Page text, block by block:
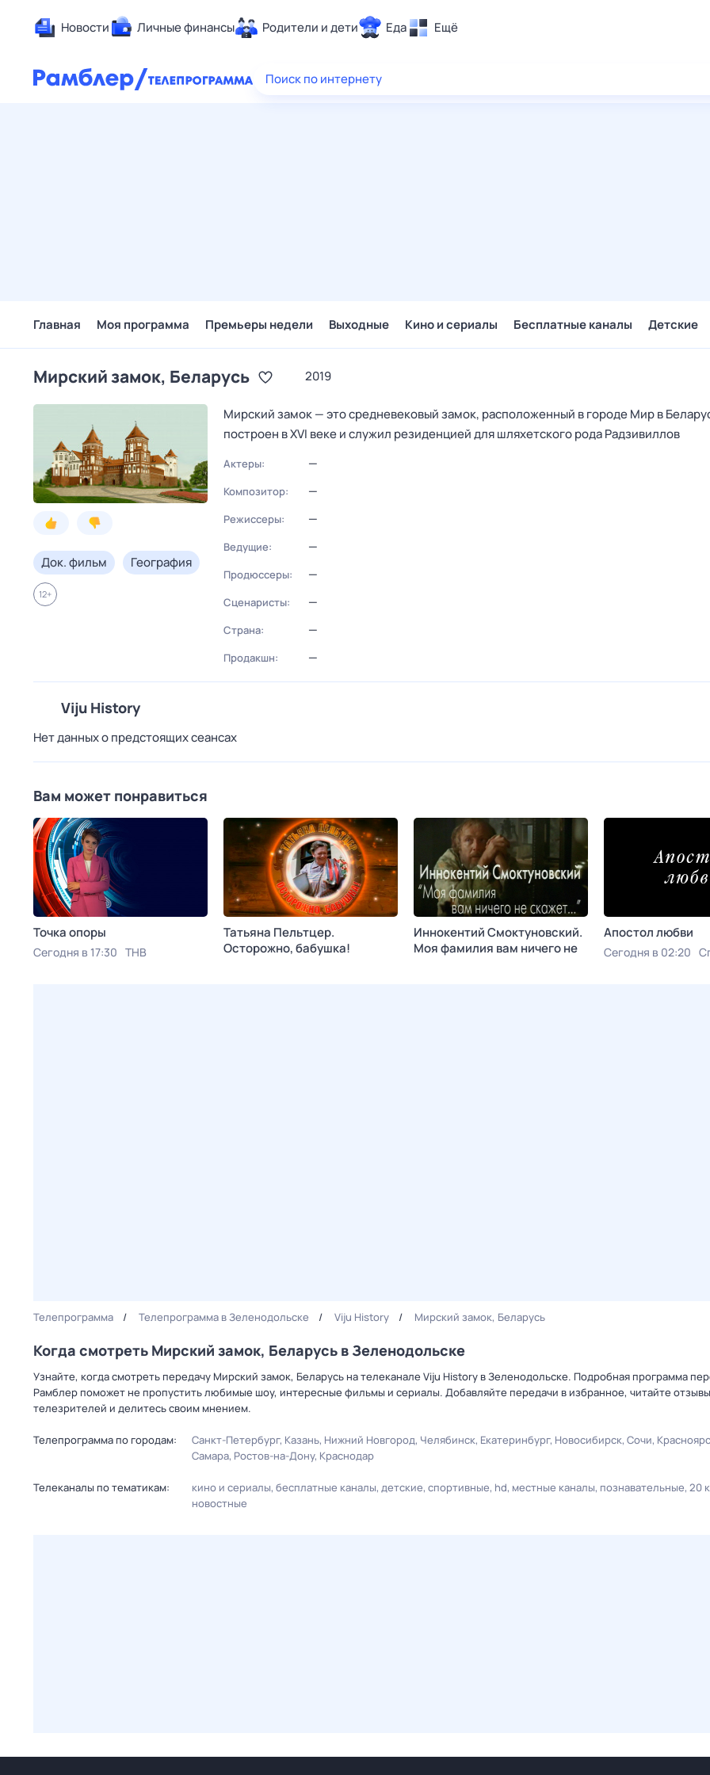
Новости Личные финансы Родители и дети Еда Ещё
Здоровье
Поиск по интернету
Главная Моя программа Премьеры недели Выходные Кино и сериалы Бесплатные каналы Детские
Мирский замок, Беларусь 2019
Док. фильм География
12+
Мирский замок — это средневековый замок, расположенный в городе Мир в
построен в XVI веке и служил резиденцией для шляхетского рода Радзивиллов
Актеры: —
Композитор: —
Режиссеры: —
Ведущие: —
Продюссеры: —
Сценаристы: —
Страна: —
Продакшн: —
Viju History
Нет данных о предстоящих сеансах
Вам может понравиться
Точка опоры
Сегодня в 17:30 ТНВ
Татьяна Пельтцер.
Осторожно, бабушка!
Иннокентий Смоктуновский.
Моя фамилия вам ничего не
Апостол любви
Сегодня в 02:20
Телепрограмма Телепрограмма в Зеленодольске Viju History Мирский замок, Беларусь
Когда смотреть Мирский замок, Беларусь в Зеленодольске
Узнайте, когда смотреть передачу Мирский замок, Беларусь на телеканале Viju History в Зеленодольске. Подробная программа
Рамблер поможет не пропустить любимые шоу, интересные фильмы и сериалы. Добавляйте передачи в избранное, читайте отзывы
телезрителей и делитесь своим мнением.
Телепрограмма по городам: Санкт-Петербург Казань Нижний Новгород Челябинск Екатеринбург Новосибирск Сочи
Самара Ростов-на-Дону Краснодар
Телеканалы по тематикам: кино и сериалы бесплатные каналы детские спортивные hd местные каналы познавательные 20
новостные